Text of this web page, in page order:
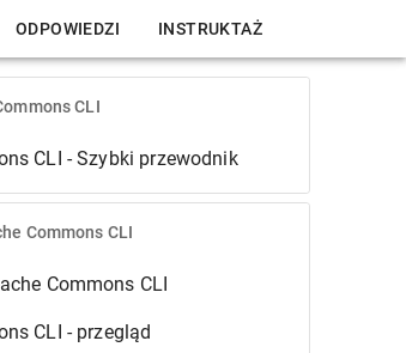
ODPOWIEDZI INSTRUKTAŻ
CLI
CLI - Szybki przewodnik
Commons CLI
Commons CLI
CLI - przegląd